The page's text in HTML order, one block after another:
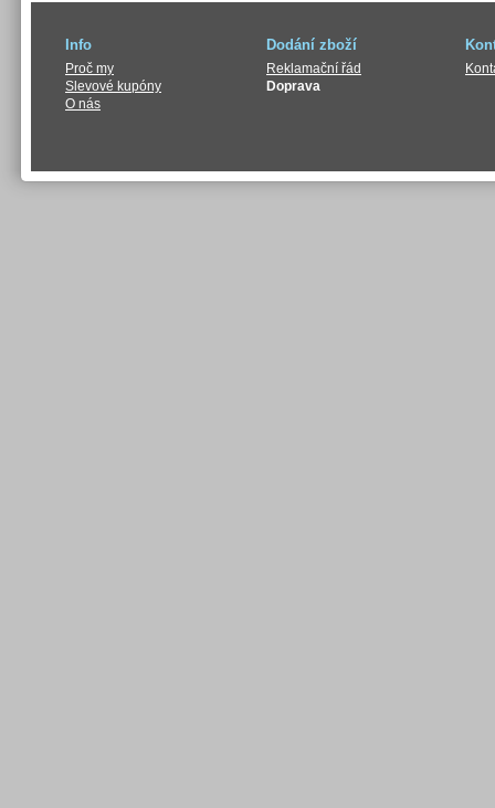
Info Dodání zboží
Proč my
Slevové kupóny
O nás
Reklamační řád
Doprava